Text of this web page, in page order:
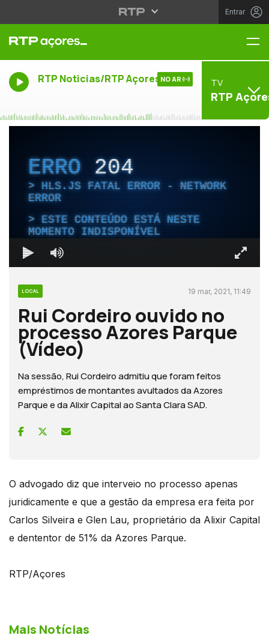
Entrar
RTP Noticias/RTP Açores NO AR TV
RTP
ERRO204
HLS.JS FATAL ERROR - NETWORK
ERROR
ESTE CONTEÚDO ESTÁ NESTE
MOMENTO INDISPONÍVEL
LOCAL 19 mar, 2021, 11:49
Rui Cordeiro ouvido no
processo Azores Parque
(Vídeo)
Na sessão, Rui Cordeiro admitiu que foram feitos
empréstimos de montantes avultados da Azores
Parque e da Alixir Capital ao Santa Clara SAD.
O advogado diz que interveio no processo apenas
juridicamente e que a gestão da empresa era feita por
Carlos Silveira e Glen Lau, proprietário da Alixir Capital
e dententor de 51% da Azores Parque.
RTP/Açores
Mais Notícias